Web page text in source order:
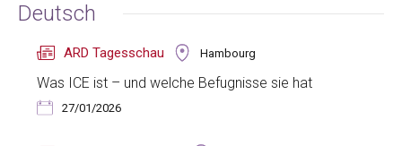
Deutsch
ARD Tagesschau Hambourg
Was ICE ist – und welche Befugnisse sie hat
27/01/2026